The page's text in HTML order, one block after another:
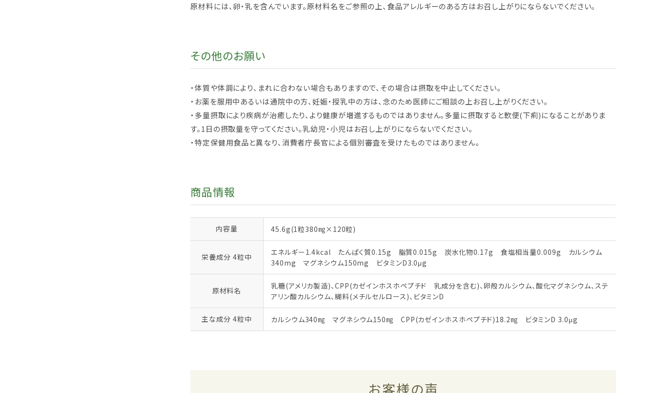
原材料には、卵・乳を含んでいます。原材料名をご参照の上、食品アレルギーのある方はお召し上がりにならないでください。
その他のお願い
・体質や体調により、まれに合わない場合もありますので、その場合は摂取を中止してください。
・お薬を服用中あるいは通院中の方、妊娠・授乳中の方は、念のため医師にご相談の上お召し上がりください。
・多量摂取により疾病が治癒したり、より健康が増進するものではありません。多量に摂取すると軟便(下痢)になることがありま
す。1日の摂取量を守ってください。乳幼児・小児はお召し上がりにならないでください。
・特定保健用食品と異なり、消費者庁長官による個別審査を受けたものではありません。
商品情報
内容量 45.6g(1粒380㎎×120粒)
栄養成分 4粒中
エネルギー1.4kcal　たんぱく質0.15g　脂質0.015g　炭水化物0.17g　食塩相当量0.009g　カルシウム
340mg　マグネシウム150mg　ビタミンD3.0μg
原材料名
乳糖(アメリカ製造)、CPP(カゼインホスホペプチド　乳成分を含む)、卵殻カルシウム、酸化マグネシウム、ステ
アリン酸カルシウム、糊料(メチルセルロース)、ビタミンD
主な成分 4粒中 カルシウム340㎎　マグネシウム150㎎　CPP(カゼインホスホペプチド)18.2㎎　ビタミンD 3.0μg
お客様の声